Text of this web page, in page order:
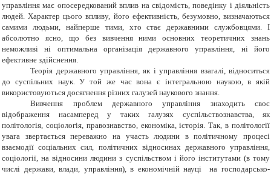
управління має опосередкований вплив на свідомість, поведінку і діяльність
людей. Характер цього впливу, його ефективність, безумовно, визначаються
самими людьми, найперше тими, хто стає державними службовцями. І
абсолютно ясно, що без вивчення ними основних теоретичних знань
неможливі ні оптимальна організація державного управління, ні його
ефективне здійснення.
Теорія державного управління, як і управління взагалі, відноситься
до суспільних наук. У той же час вона є інтегральною наукою, в якій
використовуються досягнення різних галузей наукового знання.
Вивчення проблем державного управління знаходить своє
відображення насамперед у таких галузях суспільствознавства, як
політологія, соціологія, правознавство, економіка, історія. Так, в політології
увага звертається переважно на участь людини в політичному процесі
взаємодії соціальних сил, політичних відносинах державного управління,
соціології, на відносини людини з суспільством і його інститутами (в тому
числі держави, влади, управління), в економічній науці на господарсько-